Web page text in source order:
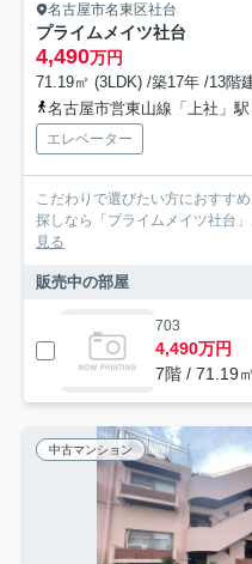
名古屋市名東区社台
プライムメイツ社台
4,490万円
71.19㎡ (3LDK) /築17年 /13階
名古屋市営東山線「上社」
エレベーター
こだわりで選びたい方におすす
探しなら「プライムメイツ社台
見る
販売中の部屋
703
4,490万円
7階 / 71.19
中古マンション